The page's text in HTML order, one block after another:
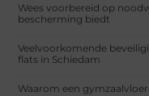
Wees voorbereid op
bescherming biedt
Veelvoorkomende
flats in Schiedam
Waarom een